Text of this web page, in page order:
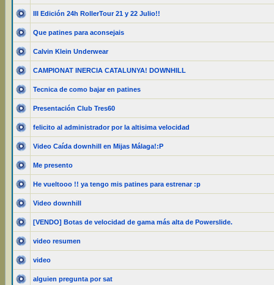
III Edición 24h RollerTour 21 y 22 Julio!!
Que patines para aconsejais
Calvin Klein Underwear
CAMPIONAT INERCIA CATALUNYA! DOWNHILL
Tecnica de como bajar en patines
Presentación Club Tres60
felicito al administrador por la altisima velocidad
Video Caída downhill en Mijas Málaga!:P
Me presento
He vueltooo !! ya tengo mis patines para estrenar :p
Video downhill
[VENDO] Botas de velocidad de gama más alta de Powerslide.
video resumen
video
alguien pregunta por sat